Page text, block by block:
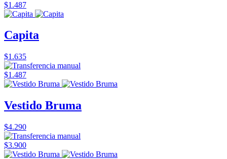
$1.487
Capita
$1.635
$1.487
Vestido Bruma
$4.290
$3.900